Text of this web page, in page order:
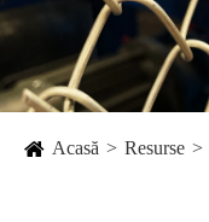
Acasă Resurse